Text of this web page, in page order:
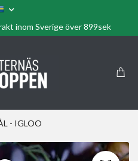
inom Sverige över 899sek
- IGLOO